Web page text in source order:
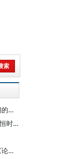
安乐哲 张昭炜：现代儒林人格与学问的典范 ——安乐哲教授追忆庞朴先生
安乐哲：《道德经》的生生论阅读与恒时论
安乐哲 田辰山：今天为什么要再读《论语》？